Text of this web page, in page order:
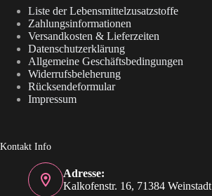
Liste der Lebensmittelzusatzstoffe
Zahlungsinformationen
Versandkosten & Lieferzeiten
Datenschutzerklärung
Allgemeine Geschäftsbedingungen
Widerrufsbeleherung
Rücksendeformular
Impressum
Kontakt Info
Adresse:
Kalkofenstr. 16, 71384 Weinstadt